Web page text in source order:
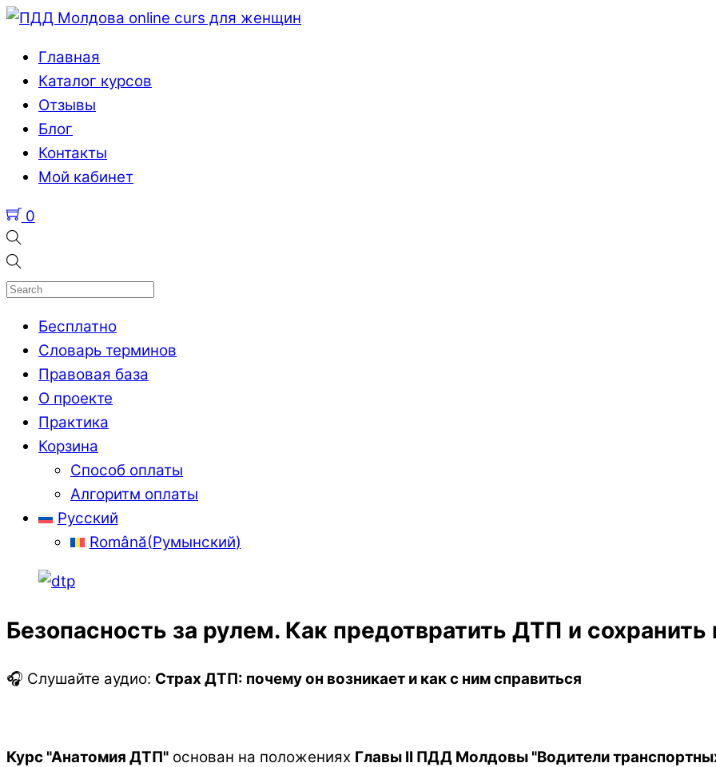
Главная
Каталог курсов
Отзывы
Блог
Контакты
Мой кабинет
0
Бесплатно
Словарь терминов
Правовая база
О проекте
Практика
Корзина
Способ оплаты
Алгоритм оплаты
Русский
Română(Румынский)
Безопасность за рулем. Как предотвратить ДТП и сохранить
🎧 Слушайте аудио: Страх ДТП: почему он возникает и как с ним справиться
Курс "Анатомия ДТП" основан на положениях Главы II ПДД Молдовы "Водители